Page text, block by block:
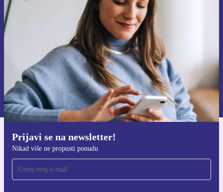
Prijavi se na newsletter!
Nikad više ne propusti ponudu
Nikad više ne propusti ponudu.
Zatraži kupon
Informacije o korištenju osobnih podataka možeš pronaći u našim
Pravilima privatnosti.
Preuzmi refurbed aplikaciju
Za iOS i Android